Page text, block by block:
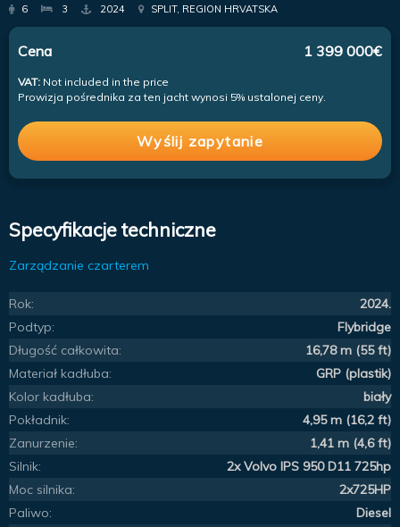
6 3 2024 SPLIT, REGION HRVATSKA
Cena 1 399 000€
VAT: Not included in the price
Prowizja pośrednika za ten jacht wynosi 5% ustalonej ceny.
Wyślij zapytanie
Specyfikacje techniczne
Zarządzanie czarterem
Rok:
2024.
Podtyp:
Flybridge
Długość całkowita:
16,78 m (55 ft)
Materiał kadłuba:
GRP (plastik)
Kolor kadłuba:
biały
Pokładnik:
4,95 m (16,2 ft)
Zanurzenie:
1,41 m (4,6 ft)
Silnik:
2x Volvo IPS 950 D11 725hp
Moc silnika:
2x725HP
Paliwo:
Diesel